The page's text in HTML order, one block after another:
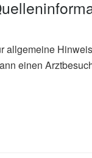
allgemeine
einen